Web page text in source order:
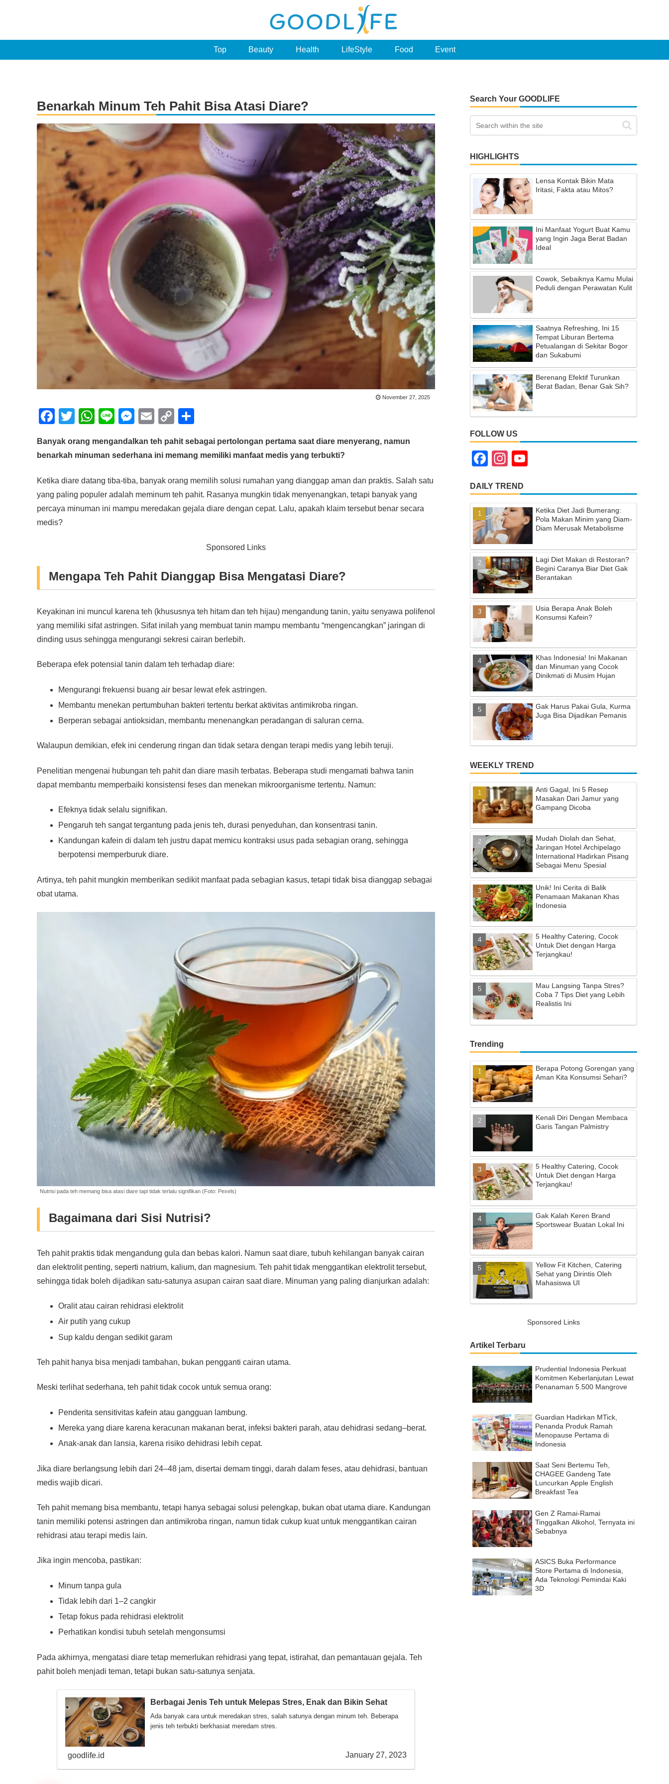
Top Beauty Health LifeStyle Food Event
Benarkah Minum Teh Pahit Bisa Atasi Diare?
November 27, 2025
F
c
e
b
o
o
k
T
tt
er
W
at
s
A
p
p
Li
e
M
ss
e
n
g
er
E
ail
C
p
y
Li
n
k
ar
e
Banyak orang mengandalkan teh pahit sebagai pertolongan pertama saat diare menyerang, namun
benarkah minuman sederhana ini memang memiliki manfaat medis yang terbukti?
Ketika diare datang tiba-tiba, banyak orang memilih solusi rumahan yang dianggap aman dan praktis. Salah satu
yang paling populer adalah meminum teh pahit. Rasanya mungkin tidak menyenangkan, tetapi banyak yang
percaya minuman ini mampu meredakan gejala diare dengan cepat. Lalu, apakah klaim tersebut benar secara
medis?
Sponsored Links
Mengapa Teh Pahit Dianggap Bisa Mengatasi Diare?
Keyakinan ini muncul karena teh (khususnya teh hitam dan teh hijau) mengandung tanin, yaitu senyawa polifenol
yang memiliki sifat astringen. Sifat inilah yang membuat tanin mampu membantu “mengencangkan” jaringan di
dinding usus sehingga mengurangi sekresi cairan berlebih.
Beberapa efek potensial tanin dalam teh terhadap diare:
Mengurangi frekuensi buang air besar lewat efek astringen.
Membantu menekan pertumbuhan bakteri tertentu berkat aktivitas antimikroba ringan.
Berperan sebagai antioksidan, membantu menenangkan peradangan di saluran cerna.
Walaupun demikian, efek ini cenderung ringan dan tidak setara dengan terapi medis yang lebih teruji.
Penelitian mengenai hubungan teh pahit dan diare masih terbatas. Beberapa studi mengamati bahwa tanin
dapat membantu memperbaiki konsistensi feses dan menekan mikroorganisme tertentu. Namun:
Efeknya tidak selalu signifikan.
Pengaruh teh sangat tergantung pada jenis teh, durasi penyeduhan, dan konsentrasi tanin.
Kandungan kafein di dalam teh justru dapat memicu kontraksi usus pada sebagian orang, sehingga
berpotensi memperburuk diare.
Artinya, teh pahit mungkin memberikan sedikit manfaat pada sebagian kasus, tetapi tidak bisa dianggap sebagai
obat utama.
Nutrisi pada teh memang bisa atasi diare tapi tidak terlalu signifikan (Foto: Pexels)
Bagaimana dari Sisi Nutrisi?
Teh pahit praktis tidak mengandung gula dan bebas kalori. Namun saat diare, tubuh kehilangan banyak cairan
dan elektrolit penting, seperti natrium, kalium, dan magnesium. Teh pahit tidak menggantikan elektrolit tersebut,
sehingga tidak boleh dijadikan satu-satunya asupan cairan saat diare. Minuman yang paling dianjurkan adalah:
Oralit atau cairan rehidrasi elektrolit
Air putih yang cukup
Sup kaldu dengan sedikit garam
Teh pahit hanya bisa menjadi tambahan, bukan pengganti cairan utama.
Meski terlihat sederhana, teh pahit tidak cocok untuk semua orang:
Penderita sensitivitas kafein atau gangguan lambung.
Mereka yang diare karena keracunan makanan berat, infeksi bakteri parah, atau dehidrasi sedang–berat.
Anak-anak dan lansia, karena risiko dehidrasi lebih cepat.
Jika diare berlangsung lebih dari 24–48 jam, disertai demam tinggi, darah dalam feses, atau dehidrasi, bantuan
medis wajib dicari.
Teh pahit memang bisa membantu, tetapi hanya sebagai solusi pelengkap, bukan obat utama diare. Kandungan
tanin memiliki potensi astringen dan antimikroba ringan, namun tidak cukup kuat untuk menggantikan cairan
rehidrasi atau terapi medis lain.
Jika ingin mencoba, pastikan:
Minum tanpa gula
Tidak lebih dari 1–2 cangkir
Tetap fokus pada rehidrasi elektrolit
Perhatikan kondisi tubuh setelah mengonsumsi
Pada akhirnya, mengatasi diare tetap memerlukan rehidrasi yang tepat, istirahat, dan pemantauan gejala. Teh
pahit boleh menjadi teman, tetapi bukan satu-satunya senjata.
Berbagai Jenis Teh untuk Melepas Stres, Enak dan Bikin Sehat
Ada banyak cara untuk meredakan stres, salah satunya dengan minum teh. Beberapa
jenis teh terbukti berkhasiat meredam stres.
goodlife.id January 27, 2023
Search Your GOODLIFE
HIGHLIGHTS
Lensa Kontak Bikin Mata
Iritasi, Fakta atau Mitos?
Ini Manfaat Yogurt Buat Kamu
yang Ingin Jaga Berat Badan
Ideal
Cowok, Sebaiknya Kamu Mulai
Peduli dengan Perawatan Kulit
Saatnya Refreshing, Ini 15
Tempat Liburan Bertema
Petualangan di Sekitar Bogor
dan Sukabumi
Berenang Efektif Turunkan
Berat Badan, Benar Gak Sih?
FOLLOW US
F
c
e
b
o
o
k
In
a
gr
a
m
u
T
u
e
C
h
a
n
n
el
DAILY TREND
Ketika Diet Jadi Bumerang:
Pola Makan Minim yang Diam-
Diam Merusak Metabolisme
Lagi Diet Makan di Restoran?
Begini Caranya Biar Diet Gak
Berantakan
Usia Berapa Anak Boleh
Konsumsi Kafein?
Khas Indonesia! Ini Makanan
dan Minuman yang Cocok
Dinikmati di Musim Hujan
Gak Harus Pakai Gula, Kurma
Juga Bisa Dijadikan Pemanis
WEEKLY TREND
Anti Gagal, Ini 5 Resep
Masakan Dari Jamur yang
Gampang Dicoba
Mudah Diolah dan Sehat,
Jaringan Hotel Archipelago
International Hadirkan Pisang
Sebagai Menu Spesial
Unik! Ini Cerita di Balik
Penamaan Makanan Khas
Indonesia
5 Healthy Catering, Cocok
Untuk Diet dengan Harga
Terjangkau!
Mau Langsing Tanpa Stres?
Coba 7 Tips Diet yang Lebih
Realistis Ini
Trending
Berapa Potong Gorengan yang
Aman Kita Konsumsi Sehari?
Kenali Diri Dengan Membaca
Garis Tangan Palmistry
5 Healthy Catering, Cocok
Untuk Diet dengan Harga
Terjangkau!
Gak Kalah Keren Brand
Sportswear Buatan Lokal Ini
Yellow Fit Kitchen, Catering
Sehat yang Dirintis Oleh
Mahasiswa UI
Sponsored Links
Artikel Terbaru
Prudential Indonesia Perkuat
Komitmen Keberlanjutan Lewat
Penanaman 5.500 Mangrove
Guardian Hadirkan MTick,
Penanda Produk Ramah
Menopause Pertama di
Indonesia
Saat Seni Bertemu Teh,
CHAGEE Gandeng Tate
Luncurkan Apple English
Breakfast Tea
Gen Z Ramai-Ramai
Tinggalkan Alkohol, Ternyata ini
Sebabnya
ASICS Buka Performance
Store Pertama di Indonesia,
Ada Teknologi Pemindai Kaki
3D